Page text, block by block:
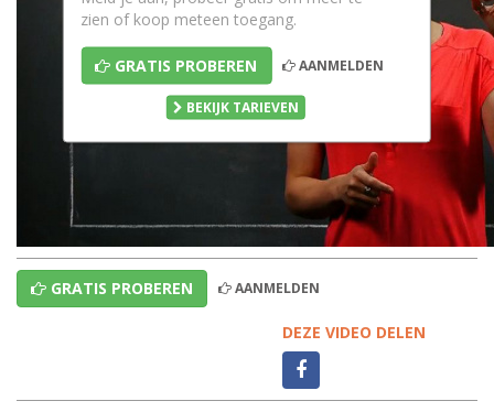
zien of koop meteen toegang.
GRATIS PROBEREN AANMELDEN
BEKIJK TARIEVEN
GRATIS PROBEREN AANMELDEN
DEZE VIDEO DELEN